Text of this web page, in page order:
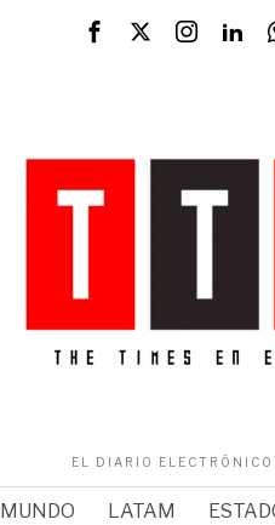
EL DIARIO
MUNDO LATAM